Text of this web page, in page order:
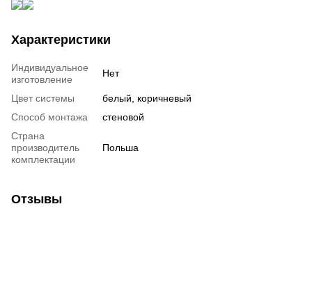
Характеристики
Индивидуальное
изготовление
Нет
Цвет системы
белый, коричневый
Способ монтажа
стеновой
Страна
производитель
комплектации
Польша
Отзывы